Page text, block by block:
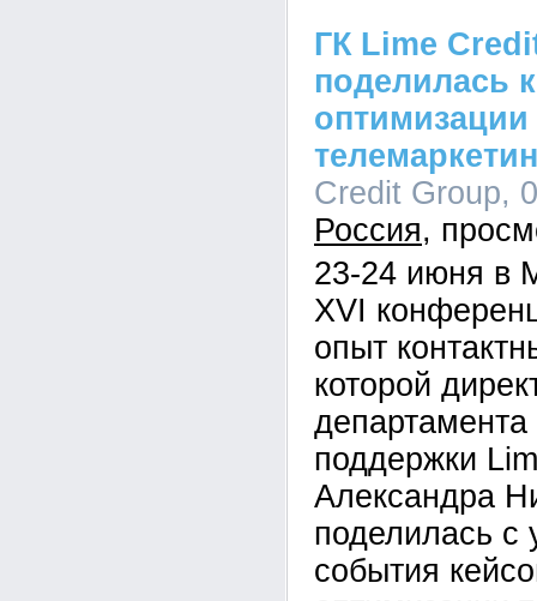
ГК Lime
поделилась
оптимизации
Credit Group,
Россия
23-24 июня в
XVI
опыт
которой
департамента
поддержки
Александра
поделилась с
события